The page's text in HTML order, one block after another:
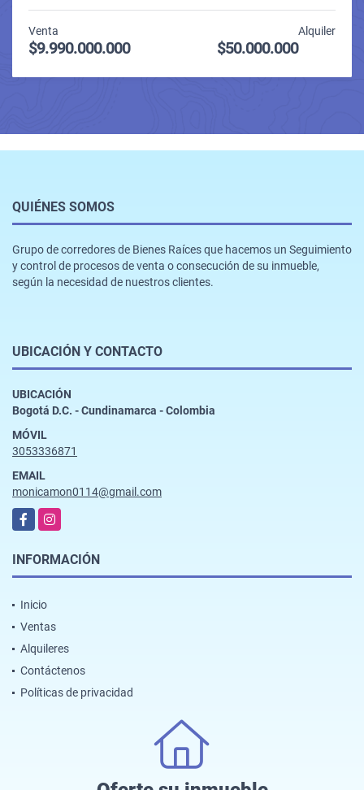
Venta
$9.990.000.000
Alquiler
$50.000.000
QUIÉNES SOMOS
Grupo de corredores de Bienes Raíces que hacemos un Seguimiento
y control de procesos de venta o consecución de su inmueble,
según la necesidad de nuestros clientes.
UBICACIÓN Y CONTACTO
UBICACIÓN
Bogotá D.C. - Cundinamarca - Colombia
MÓVIL
3053336871
EMAIL
monicamon0114@gmail.com
FacebookInstagram
INFORMACIÓN
Inicio
Ventas
Alquileres
Contáctenos
Políticas de privacidad